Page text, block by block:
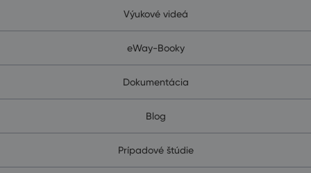
Výukové videá
eWay-Booky
Dokumentácia
Blog
Prípadové štúdie